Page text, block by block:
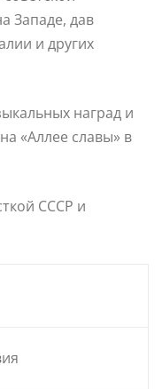
Западе, дав
и других
наград и
«Аллее славы» в
СССР и